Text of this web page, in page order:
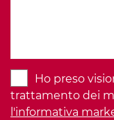
Ho preso
trattamento dei
l'informativa